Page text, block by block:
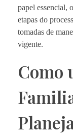
papel essencial,
etapas do
tomadas de
vigente.
Como